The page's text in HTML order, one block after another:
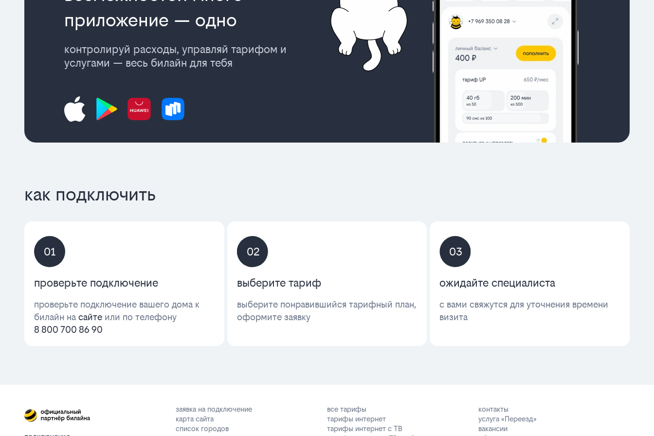
приложение — одно
контролируй расходы, управляй тарифом и
услугами — весь билайн для тебя
как подключить
01
проверьте подключение
проверьте подключение вашего дома к
билайн на сайте или по телефону
8 800 700 86 90
02
выберите тариф
выберите понравившийся тарифный план,
оформите заявку
03
ожидайте специалиста
с вами свяжутся для уточнения времени
визита
заявка на подключение
карта сайта
список городов
все тарифы
тарифы интернет
тарифы интернет с ТВ
контакты
услуга «Переезд»
вакансии